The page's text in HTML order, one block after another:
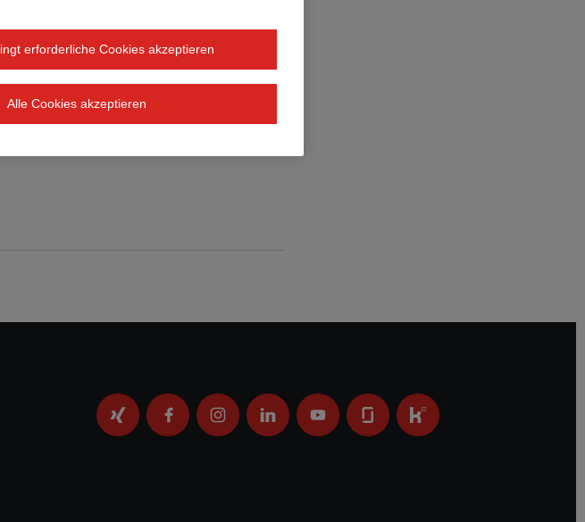
& Co. KG
erforderliche Cookies akzeptieren
Alle Cookies akzeptieren